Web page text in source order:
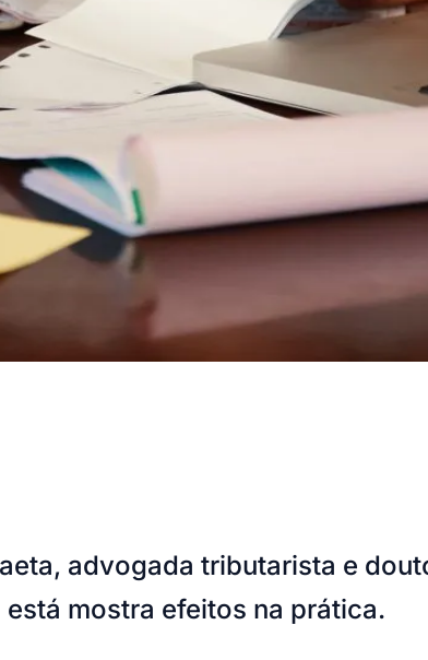
advogada tributarista e
mostra efeitos na prática.